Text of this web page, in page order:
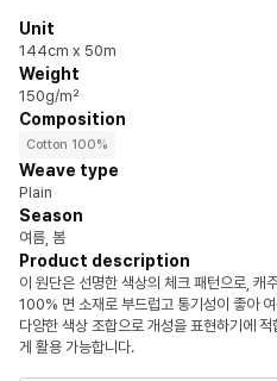
Unit
144cm x 50m
Weight
150g/m²
Composition
Cotton 100%
Weave type
Plain
Season
여름, 봄
Product description
이 원단은 선명한 색상의 체크 패턴으로, 캐
100% 면 소재로 부드럽고 통기성이 좋아
다양한 색상 조합으로 개성을 표현하기에
게 활용 가능합니다.